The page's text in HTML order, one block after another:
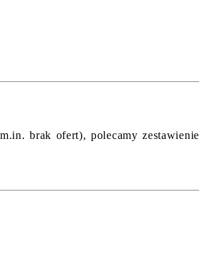
brak ofert), polecamy zestawienie